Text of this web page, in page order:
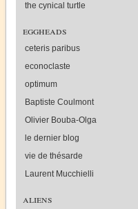
the cynical turtle
eggheads
ceteris paribus
econoclaste
optimum
Baptiste Coulmont
Olivier Bouba-Olga
le dernier blog
vie de thésarde
Laurent Mucchielli
aliens